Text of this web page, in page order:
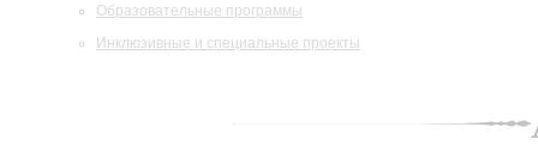
Образовательные программы
Инклюзивные и специальные проекты